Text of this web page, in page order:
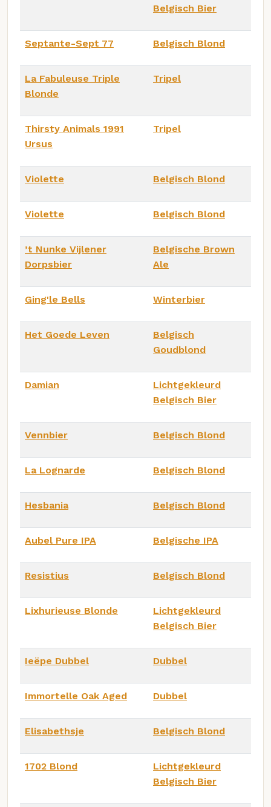
Belgisch Bier
Septante-Sept 77 Belgisch Blond
La Fabuleuse Triple
Blonde
Tripel
Thirsty Animals 1991
Ursus
Tripel
Violette Belgisch Blond
Violette Belgisch Blond
’t Nunke Vijlener
Dorpsbier
Belgische Brown
Ale
Ging'le Bells Winterbier
Het Goede Leven
Belgisch
Goudblond
Damian
Lichtgekleurd
Belgisch Bier
Vennbier Belgisch Blond
La Lognarde Belgisch Blond
Hesbania Belgisch Blond
Aubel Pure IPA Belgische IPA
Resistius Belgisch Blond
Lixhurieuse Blonde
Lichtgekleurd
Belgisch Bier
Ieëpe Dubbel Dubbel
Immortelle Oak Aged Dubbel
Elisabethsje Belgisch Blond
1702 Blond
Lichtgekleurd
Belgisch Bier